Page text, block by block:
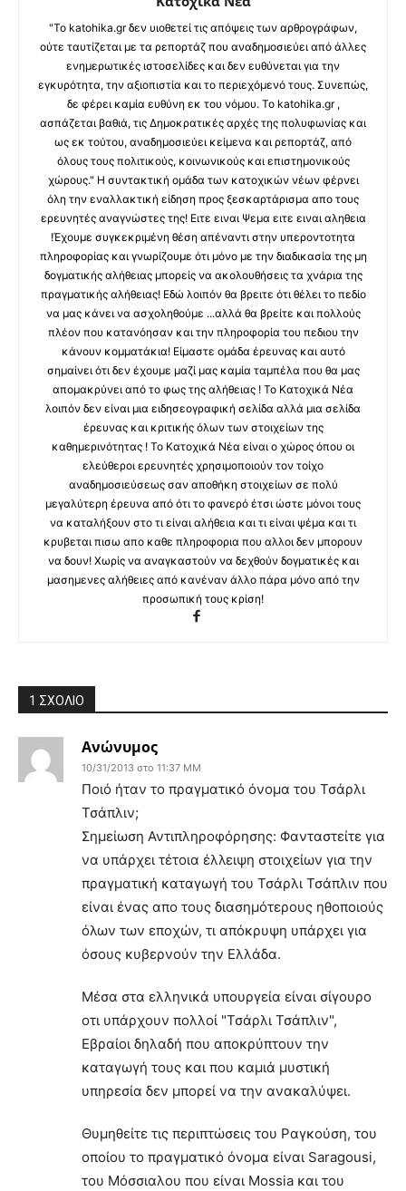
"Το katohika.gr δεν υιοθετεί τις απόψεις των αρθρογράφων,
ούτε ταυτίζεται με τα ρεπορτάζ που αναδημοσιεύει από άλλες
ενημερωτικές ιστοσελίδες και δεν ευθύνεται για την
εγκυρότητα, την αξιοπιστία και το περιεχόμενό τους. Συνεπώς,
δε φέρει καμία ευθύνη εκ του νόμου. Το katohika.gr ,
ασπάζεται βαθιά, τις Δημοκρατικές αρχές της πολυφωνίας και
ως εκ τούτου, αναδημοσιεύει κείμενα και ρεπορτάζ, από
όλους τους πολιτικούς, κοινωνικούς και επιστημονικούς
χώρους." Η συντακτική ομάδα των κατοχικών νέων φέρνει
όλη την εναλλακτική είδηση προς ξεσκαρτάρισμα απο τους
ερευνητές αναγνώστες της! Ειτε ειναι Ψεμα ειτε ειναι αληθεια
!Έχουμε συγκεκριμένη θέση απέναντι στην υπεροντοτητα
πληροφορίας και γνωρίζουμε ότι μόνο με την διαδικασία της μη
δογματικής αλήθειας μπορείς να ακολουθήσεις τα χνάρια της
πραγματικής αλήθειας! Εδώ λοιπόν θα βρειτε ότι θέλει το πεδίο
να μας κάνει να ασχοληθούμε ...αλλά θα βρείτε και πολλούς
πλέον που κατανόησαν και την πληροφορία του πεδιου την
κάνουν κομματάκια! Είμαστε ομάδα έρευνας και αυτό
σημαίνει ότι δεν έχουμε μαζί μας καμία ταμπέλα που θα μας
απομακρύνει από το φως της αλήθειας ! Το Κατοχικά Νέα
λοιπόν δεν είναι μια ειδησεογραφική σελίδα αλλά μια σελίδα
έρευνας και κριτικής όλων των στοιχείων της
καθημερινότητας ! Το Κατοχικά Νέα είναι ο χώρος όπου οι
ελεύθεροι ερευνητές χρησιμοποιούν τον τοίχο
αναδημοσιεύσεως σαν αποθήκη στοιχείων σε πολύ
μεγαλύτερη έρευνα από ότι το φανερό έτσι ώστε μόνοι τους
να καταλήξουν στο τι είναι αλήθεια και τι είναι ψέμα και τι
κρυβεται πισω απο καθε πληροφορια που αλλοι δεν μπορουν
να δουν! Χωρίς να αναγκαστούν να δεχθούν δογματικές και
μασημενες αλήθειες από κανέναν άλλο πάρα μόνο από την
προσωπική τους κρίση!
1 ΣΧΟΛΙΟ
Ανώνυμος
10/31/2013 στο 11:37 ΜΜ
Ποιό ήταν το πραγματικό όνομα του Τσάρλι
Τσάπλιν;
Σημείωση Αντιπληροφόρησης: Φανταστείτε για
να υπάρχει τέτοια έλλειψη στοιχείων για την
πραγματική καταγωγή του Τσάρλι Τσάπλιν που
είναι ένας απο τους διασημότερους ηθοποιούς
όλων των εποχών, τι απόκρυψη υπάρχει για
όσους κυβερνούν την Ελλάδα.
Μέσα στα ελληνικά υπουργεία είναι σίγουρο
οτι υπάρχουν πολλοί "Τσάρλι Τσάπλιν",
Εβραίοι δηλαδή που αποκρύπτουν την
καταγωγή τους και που καμιά μυστική
υπηρεσία δεν μπορεί να την ανακαλύψει.
Θυμηθείτε τις περιπτώσεις του Ραγκούση, του
οποίου το πραγματικό όνομα είναι Saragousi,
του Μόσσιαλου που είναι Mossia και του